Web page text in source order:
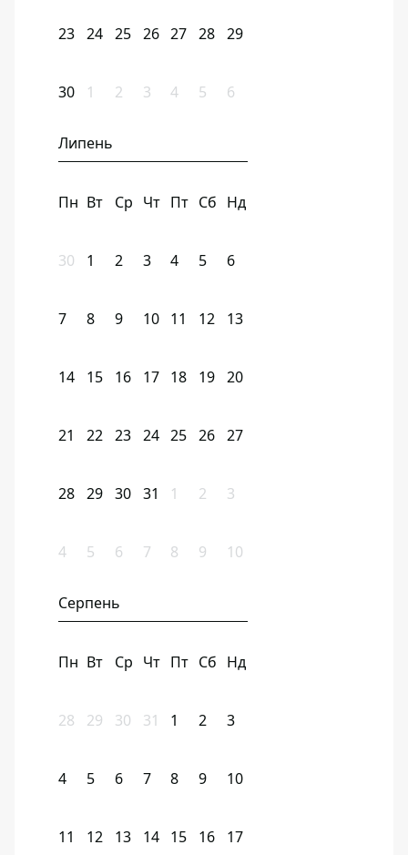
23 24 25 26 27 28 29
30 1 2 3 4 5 6
Липень
Пн Вт Ср Чт Пт Сб Нд
30 1 2 3 4 5 6
7 8 9 10 11 12 13
14 15 16 17 18 19 20
21 22 23 24 25 26 27
28 29 30 31 1 2 3
4 5 6 7 8 9 10
Серпень
Пн Вт Ср Чт Пт Сб Нд
28 29 30 31 1 2 3
4 5 6 7 8 9 10
11 12 13 14 15 16 17